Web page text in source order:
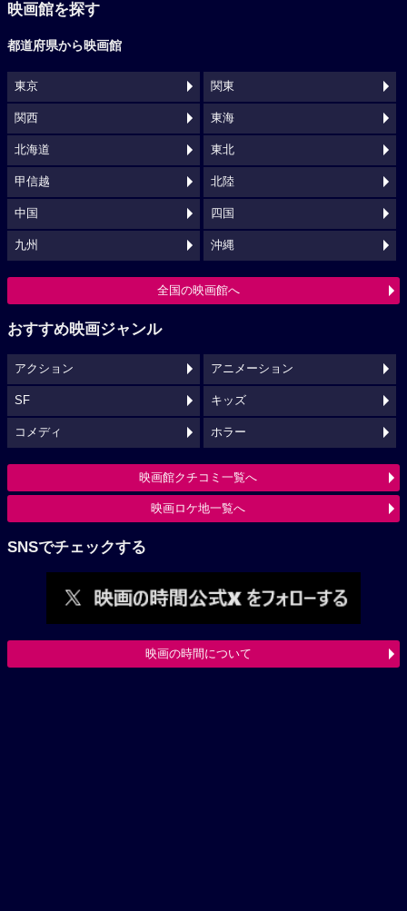
映画館を探す
都道府県から映画館
東京 関東
関西 東海
北海道 東北
甲信越 北陸
中国 四国
九州 沖縄
全国の映画館へ
おすすめ映画ジャンル
アクション アニメーション
SF キッズ
コメディ ホラー
映画館クチコミ一覧へ
映画ロケ地一覧へ
SNSでチェックする
映画の時間について